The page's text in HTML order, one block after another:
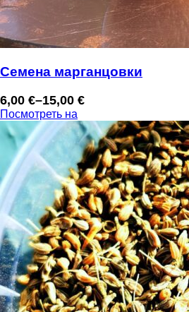
Семена марганцовки
6,00 €–15,00 €
Диапазон
цен:
6,00 €
15,00 €
Посмотреть на